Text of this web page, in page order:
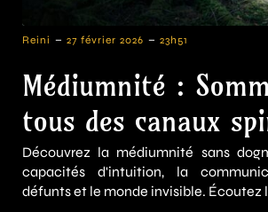
Reini - 27 février 2026 - 23h51
Médiumnité :
tous des canaux
Découvrez la médiumnité sans
capacités d'intuition, la
défunts et le monde invisible. Écoutez